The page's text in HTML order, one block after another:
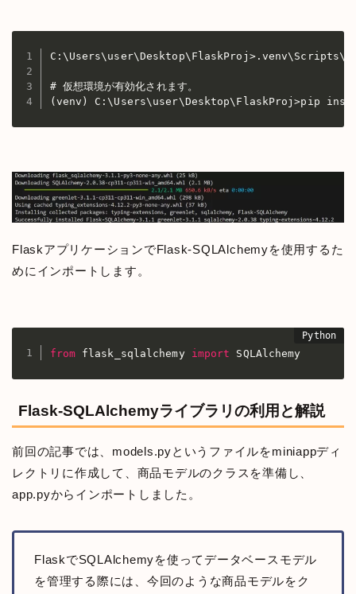
# 仮想環境が有効化されます。
(venv) C:\Users\user\Desktop\FlaskProj>pip
FlaskアプリケーションでFlask-SQLAlchemyを使用するた
めにインポートします。
from flask_sqlalchemy import SQLAlchemy
Flask-SQLAlchemyライブラリの利用と解説
前回の記事では、models.pyというファイルをminiappディ
レクトリに作成して、商品モデルのクラスを準備し、
app.pyからインポートしました。
FlaskでSQLAlchemyを使ってデータベースモデル
を管理する際には、今回のような商品モデルをク